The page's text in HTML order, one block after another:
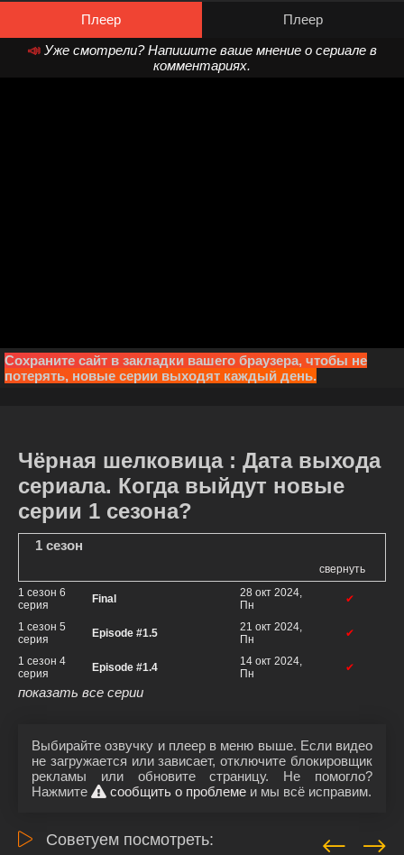
Плеер
Плеер
📣 Уже смотрели? Напишите ваше мнение о сериале в
комментариях.
Сохраните сайт в закладки вашего браузера, чтобы не
потерять, новые серии выходят каждый день.
Чёрная шелковица : Дата выхода
сериала. Когда выйдут новые
серии 1 сезона?
1 сезон
свернуть
1 сезон 6
серия
Final
28 окт 2024,
Пн
✔
1 сезон 5
серия
Episode #1.5
21 окт 2024,
Пн
✔
1 сезон 4
серия
Episode #1.4
14 окт 2024,
Пн
✔
показать все серии
Выбирайте озвучку и плеер в меню выше. Если видео
не загружается или зависает, отключите блокировщик
рекламы или обновите страницу. Не помогло?
Нажмите
сообщить о проблеме и мы всё исправим.
Советуем посмотреть: